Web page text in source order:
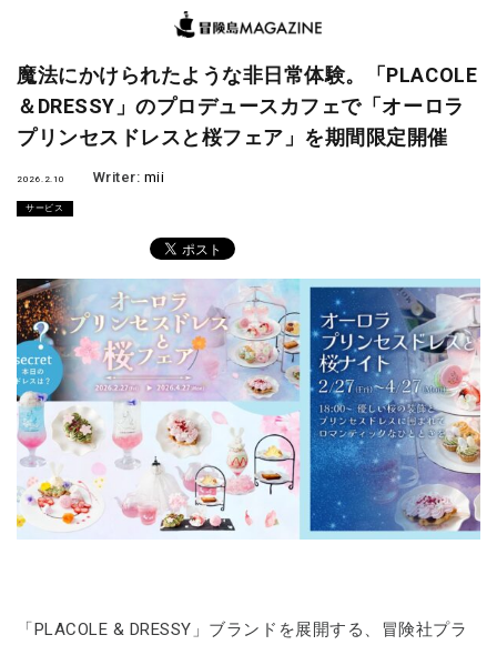
魔法にかけられたような非日常体験。「PLACOLE
＆DRESSY」のプロデュースカフェで「オーロラ
プリンセスドレスと桜フェア」を期間限定開催
2026.2.10 Writer: mii
サービス
「PLACOLE & DRESSY」ブランドを展開する、冒険社プラ